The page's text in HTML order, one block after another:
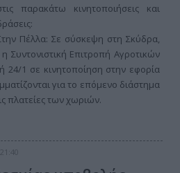
παρακάτω κινητοποιήσεις και
Πέλλα: Σε σύσκεψη στη Σκύδρα,
Συντονιστική Επιτροπή Αγροτικών
1 σε κινητοποίηση στην εφορία
για το επόμενο διάστημα
πλατείες των χωριών.